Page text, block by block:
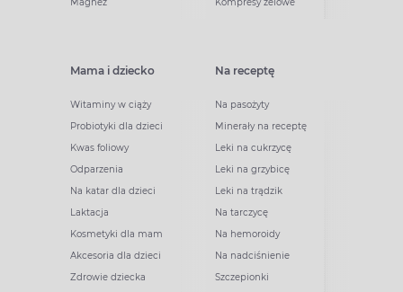
Mama i dziecko
Witaminy w ciąży
Probiotyki dla dzieci
Kwas foliowy
Odparzenia
Na katar dla dzieci
Laktacja
Kosmetyki dla mam
Akcesoria dla dzieci
Zdrowie dziecka
Na receptę
Na pasożyty
Minerały na receptę
Leki na cukrzycę
Leki na grzybicę
Leki na trądzik
Na tarczycę
Na hemoroidy
Na nadciśnienie
Szczepionki